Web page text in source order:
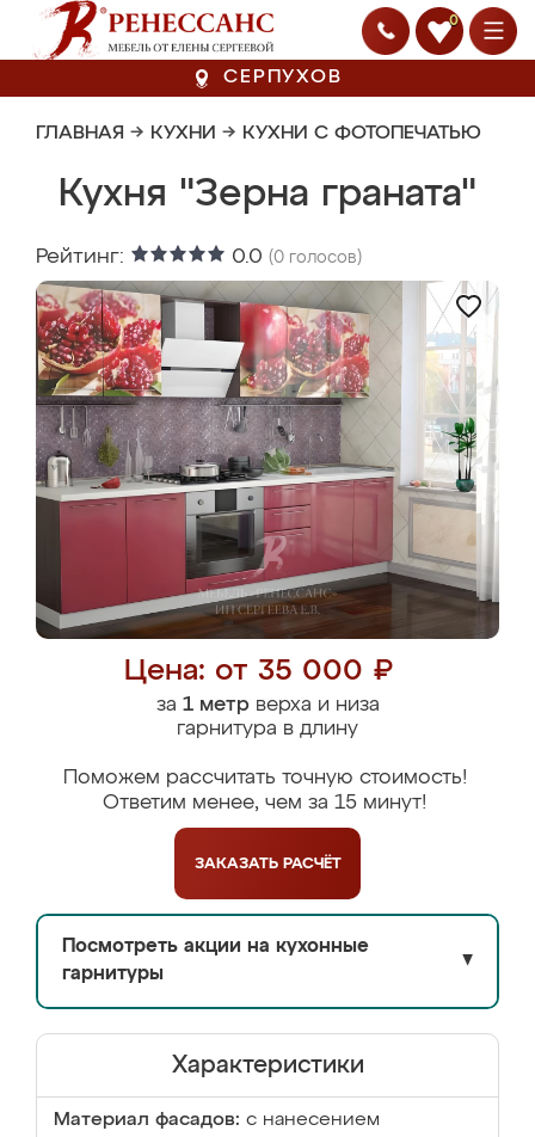
0
СЕРПУХОВ
ГЛАВНАЯ → КУХНИ → КУХНИ С ФОТОПЕЧАТЬЮ
Кухня "Зерна граната"
Рейтинг: 0.0 (0 голосов)
Цена: от 35 000 ₽
за 1 метрверха и низа
гарнитура в длину
Поможем рассчитать точную стоимость!
Ответим менее, чем за 15 минут!
ЗАКАЗАТЬ РАСЧЁТ
Посмотреть акции на кухонные
гарнитуры
▼
Характеристики
Материал фасадов: с нанесением